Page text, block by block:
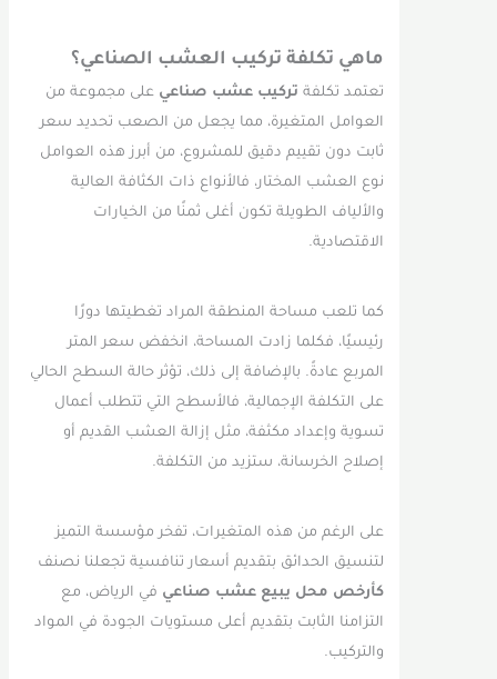
ماهي تكلفة تركيب العشب الصناعي؟
تعتمد تكلفةتركيب عشب صناعيعلى مجموعة من
العوامل المتغيرة، مما يجعل من الصعب تحديد سعر
ثابت دون تقييم دقيق للمشروع، من أبرز هذه العوامل
نوع العشب المختار، فالأنواع ذات الكثافة العالية
والألياف الطويلة تكون أغلى ثمنًا من الخيارات
الاقتصادية.
كما تلعب مساحة المنطقة المراد تغطيتها دورًا
رئيسيًا، فكلما زادت المساحة، انخفض سعر المتر
المربع عادةً. بالإضافة إلى ذلك، تؤثر حالة السطح الحالي
على التكلفة الإجمالية، فالأسطح التي تتطلب أعمال
تسوية وإعداد مكثفة، مثل إزالة العشب القديم أو
إصلاح الخرسانة، ستزيد من التكلفة.
على الرغم من هذه المتغيرات، تفخر مؤسسة التميز
لتنسيق الحدائق بتقديم أسعار تنافسية تجعلنا نصنف
كأرخص محل يبيع عشب صناعيفي الرياض، مع
التزامنا الثابت بتقديم أعلى مستويات الجودة في المواد
والتركيب.